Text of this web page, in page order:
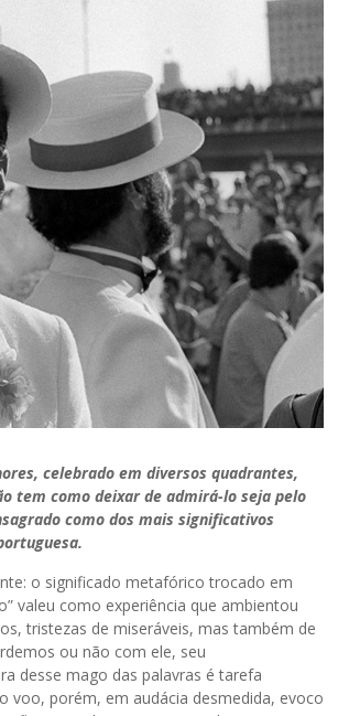
celebrado em diversos quadrantes,
tem como deixar de admirá-lo seja pelo
como dos mais significativos
o significado metafórico trocado em
valeu como experiência que ambientou
tristezas de miseráveis, mas também de
ou não com ele, seu
desse mago das palavras é tarefa
voo, porém, em audácia desmedida, evoco